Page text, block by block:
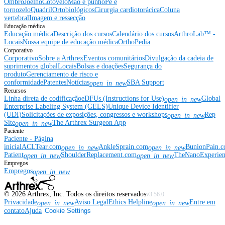
OmbroJoelhoCotoveloMão e punhoPé e
tornozeloQuadrilOrtobiológicosCirurgia cardiotorácicaColuna
vertebralImagem e ressecção
Educação médica
Educação médicaDescrição dos cursosCalendário dos cursosArthroLab™ -
LocaisNossa equipe de educação médicaOrthoPedia
Corporativo
CorporativoSobre a ArthrexEventos comunitáriosDivulgação da cadeia de
suprimentos globalLocaisBolsas e doaçõesSegurança do
produtoGerenciamento de risco e
conformidadePatentesNotíciasopen_in_newSBA Support
Recursos
Linha direta de codificaçãoeDFUs (Instructions for Use)open_in_newGlobal
Enterprise Labeling System (GELS)Unique Device Identifier
(UDI)Solicitações de exposições, congressos e workshopsopen_in_newRep
Siteopen_in_newThe Arthrex Surgeon App
Paciente
Paciente - Página
inicialACLTear.comopen_in_newAnkleSprain.comopen_in_new
Patientopen_in_newShoulderReplacement.comopen_in_new
Empregos
Empregosopen_in_new
© 2026 Arthrex, Inc. Todos os direitos reservadosv3.56.0
Privacidadeopen_in_newAviso LegalEthics Helplineopen_in_newEntre em
contatoAjuda Cookie Settings